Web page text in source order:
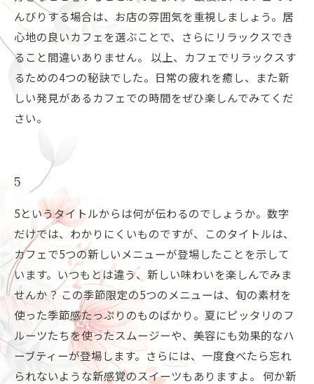
んびりする場合は、お店の雰囲気を重視しましょう。居
心地の良いカフェを選ぶことで、さらにリラックスでき
ること間違いありません。 以上、カフェでリラックスす
るための4つの秘訣でした。日常の疲れを癒し、また新
しい発見があるカフェでの時間をぜひ楽しんでみてくだ
さい。
5
5というタイトルからは何が伝わるのでしょうか。数字
だけでは、わかりにくいものですが、このタイトルは、
カフェで5つの新しいメニューが登場したことを示して
います。いつもとは違う、新しい味わいを楽しんでみま
せんか？ この季節限定の5つのメニューは、旬の素材を
使った季節感たっぷりのものばかり。夏にピッタリのフ
ルーツたちを使ったスムージーや、美容にも効果的なハ
ーブティーが登場します。さらには、一度食べたら忘れ
られないような新感覚のスイーツもありますよ。 何か新